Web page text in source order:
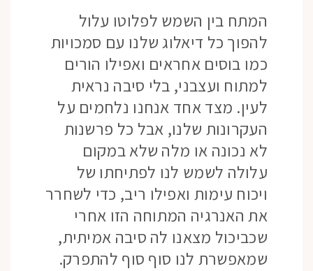
המתח בין השמש לפלוטו עלול
להפוך כל דיאלוג שלנו עם סמכויות
כמו בוסים אחראים ואפילו הורים
למתוח ועצבני, בלי סיבה נראית
לעין. מצד אחד אנחנו נלחמים על
העקרונות שלנו, אבל כל פרשנות
לא נכונה או מלה שלא במקום
עלולה לשמש לנו לפתיחתו של
ויכוח עימות ואפילו ריב, כדי לשחרר
את האנרגיה המתוחה הזו אחרי
שכביכול מצאנו לה סיבה אמיתית,
שמאפשרת לנו סוף סוף להתפרק.